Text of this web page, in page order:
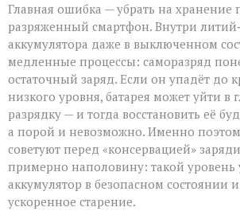
Главная ошибка — убрать на хранение
разряженный смартфон. Внутри
аккумулятора даже в выключенном
медленные процессы: саморазряд
остаточный заряд. Если он упадёт до
низкого уровня, батарея может уйти в
разрядку — и тогда восстановить её
а порой и невозможно. Именно
советуют перед «консервацией»
примерно наполовину: такой уровень
аккумулятор в безопасном состоянии
ускоренное старение.